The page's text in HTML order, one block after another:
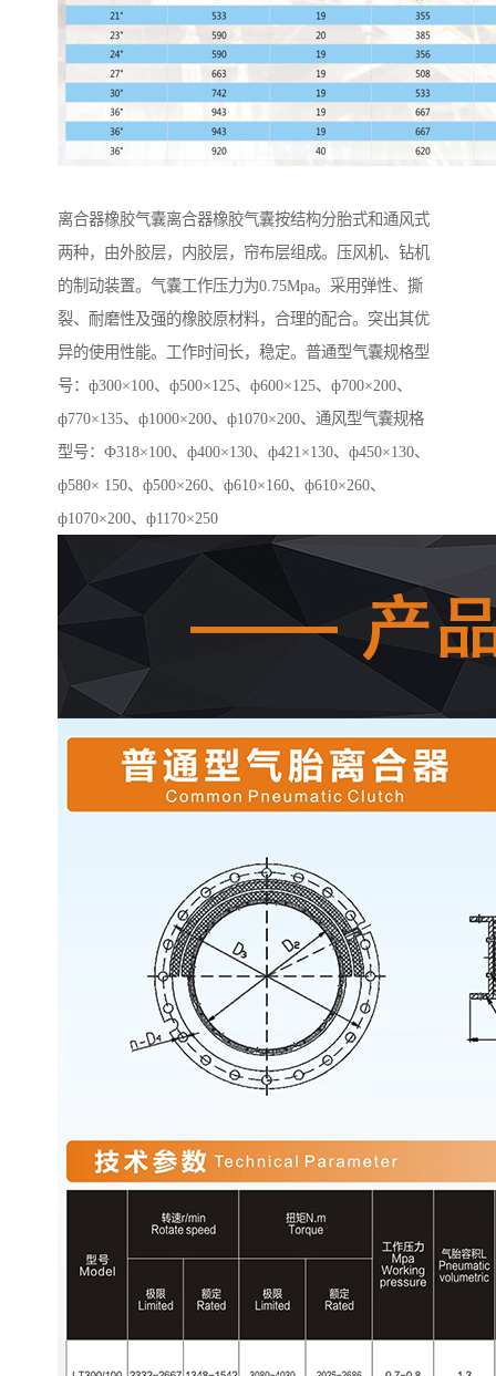
离合器橡胶气囊离合器橡胶气囊按结构分胎式和通风式
两种，由外胶层，内胶层，帘布层组成。压风机、钻机
的制动装置。气囊工作压力为0.75Mpa。采用弹性、撕
裂、耐磨性及强的橡胶原材料，合理的配合。突出其优
异的使用性能。工作时间长，稳定。普通型气囊规格型
号：ф300×100、ф500×125、ф600×125、ф700×200、
ф770×135、ф1000×200、ф1070×200、通风型气囊规格
型号：Ф318×100、ф400×130、ф421×130、ф450×130、
ф580× 150、ф500×260、ф610×160、ф610×260、
ф1070×200、ф1170×250